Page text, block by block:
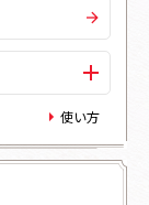
使い方